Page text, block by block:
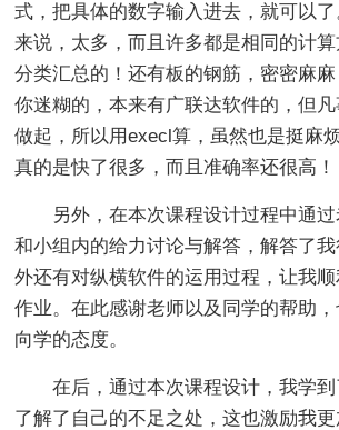
式，把具体的数字输入进去，就可以
来说，太多，而且许多都是相同的计
分类汇总的！还有板的钢筋，密密麻
你迷糊的，本来有广联达软件的，但
做起，所以用execl算，虽然也是挺麻
真的是快了很多，而且准确率还很高！
另外，在本次课程设计过程中通过
和小组内的给力讨论与解答，解答了
外还有对纵横软件的运用过程，让我
作业。在此感谢老师以及同学的帮助
向学的态度。
在后，通过本次课程设计，我学到
了解了自己的不足之处，这也激励我